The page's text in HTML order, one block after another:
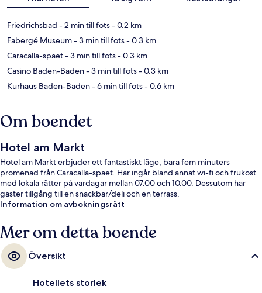
Friedrichsbad - 2 min till fots- 0.2 km
Fabergé Museum- 3 min till fots- 0.3 km
Caracalla-spaet- 3 min till fots- 0.3 km
Casino Baden-Baden- 3 min till fots- 0.3 km
Kurhaus Baden-Baden- 6 min till fots- 0.6 km
Om boendet
Hotel am Markt
Hotel am Markt erbjuder ett fantastiskt läge, bara fem minuters
promenad från Caracalla-spaet. Här ingår bland annat wi-fi och frukost
med lokala rätter på vardagar mellan 07.00 och 10.00. Dessutom har
gäster tillgång till en snackbar/deli och en terrass.
Information om avbokningsrätt
Mer om detta boende
Översikt
Hotellets storlek